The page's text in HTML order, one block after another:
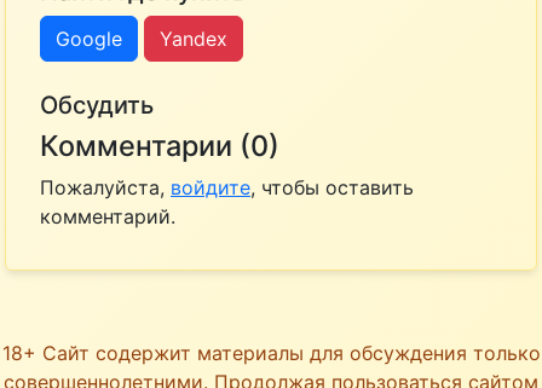
Google Yandex
Обсудить
Комментарии (0)
Пожалуйста, войдите, чтобы оставить
комментарий.
18+ Сайт содержит материалы для обсуждения только
совершеннолетними. Продолжая пользоваться сайтом